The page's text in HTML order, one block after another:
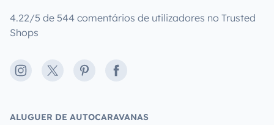
4.22/5 de 544 comentários de utilizadores no Trusted
Shops
Instagram
X PinterestFacebook
ALUGUER DE AUTOCARAVANAS